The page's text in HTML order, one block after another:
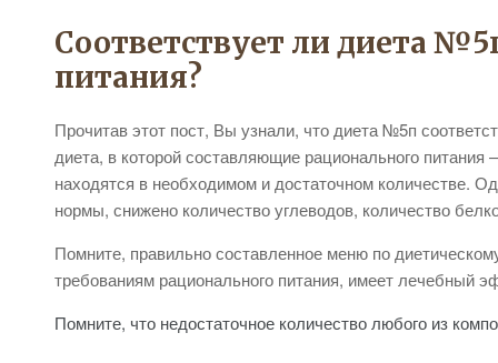
Соответствует ли диета
питания?
Прочитав этот пост, Вы узнали, что диета №5п
диета, в которой составляющие рационального
находятся в необходимом и достаточном количестве.
нормы, снижено количество углеводов, количество
Помните, правильно составленное меню по
требованиям рационального питания, имеет лечебный
Помните, что недостаточное количество любого из